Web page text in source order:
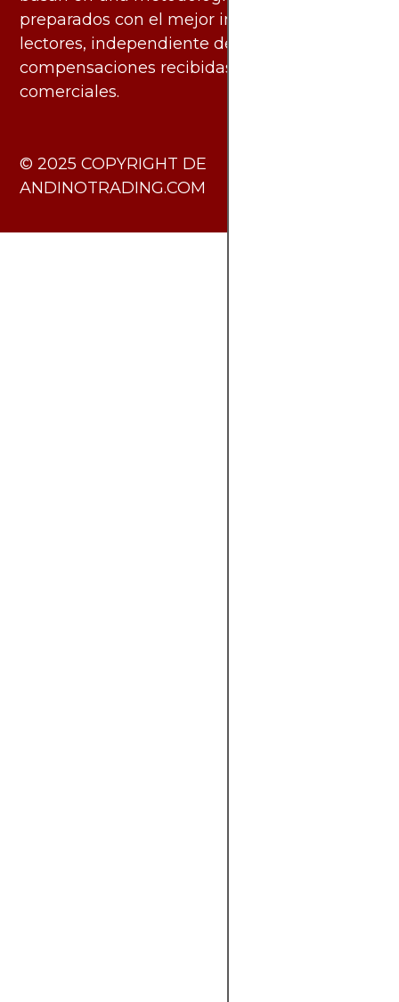
preparados con el mejor interés de los
lectores, independiente de las
compensaciones recibidas de socios
comerciales.
​© 2025 COPYRIGHT DE
ANDINOTRADING.COM